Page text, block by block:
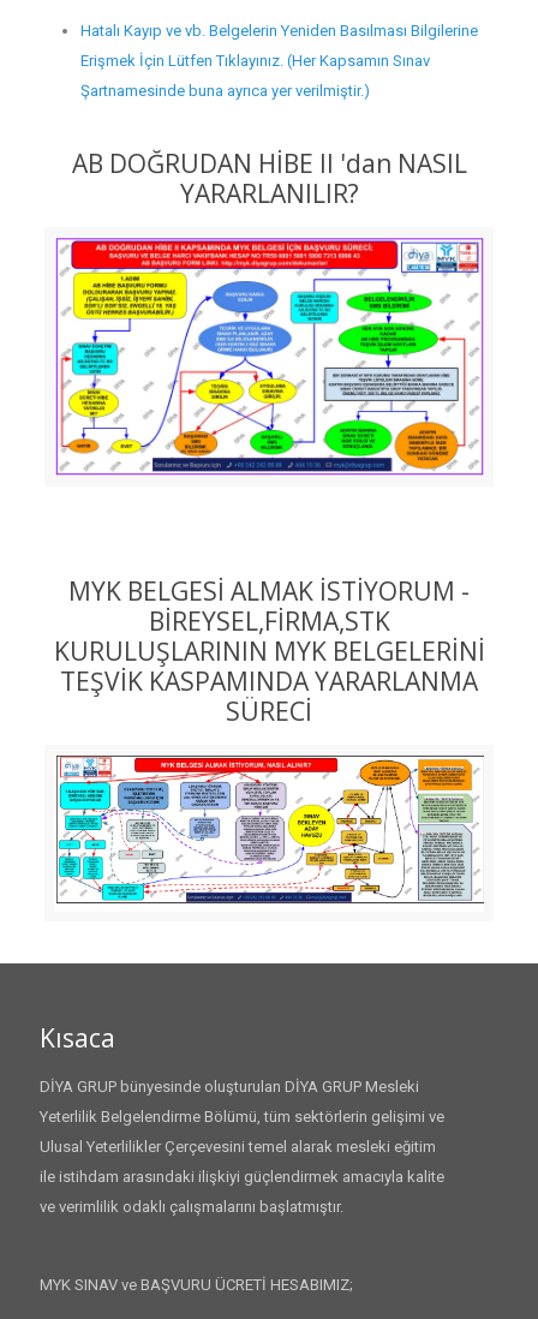
Hatalı Kayıp ve vb. Belgelerin Yeniden Basılması Bilgilerine
Erişmek İçin Lütfen Tıklayınız. (Her Kapsamın Sınav
Şartnamesinde buna ayrıca yer verilmiştir.)
AB DOĞRUDAN HİBE II 'dan NASIL
YARARLANILIR?
MYK BELGESİ ALMAK İSTİYORUM -
BİREYSEL,FİRMA,STK
KURULUŞLARININ MYK BELGELERİNİ
TEŞVİK KASPAMINDA YARARLANMA
SÜRECİ
Kısaca
DİYA GRUP bünyesinde oluşturulan DİYA GRUP Mesleki
Yeterlilik Belgelendirme Bölümü, tüm sektörlerin gelişimi ve
Ulusal Yeterlilikler Çerçevesini temel alarak mesleki eğitim
ile istihdam arasındaki ilişkiyi güçlendirmek amacıyla kalite
ve verimlilik odaklı çalışmalarını başlatmıştır.
MYK SINAV ve BAŞVURU ÜCRETİ HESABIMIZ;